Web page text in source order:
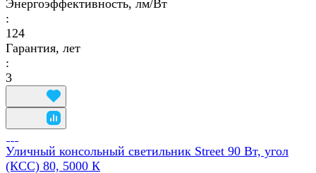
Энергоэффективность, лм/Вт
:
124
Гарантия, лет
:
3
Уличный консольный светильник Street 90 Вт, угол
(КСС) 80, 5000 К